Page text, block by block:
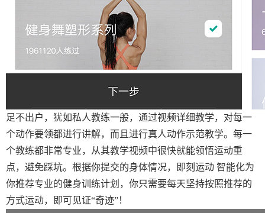
足不出户，犹如私人教练一般，通过视频详细教学，对每一
个动作要领都进行讲解，而且进行真人动作示范教学。每一
个教练都非常专业，从其教学视频中很快就能领悟运动重
点，避免踩坑。根据你提交的身体情况，即刻运动 智能化为
你推荐专业的健身训练计划，你只需要每天坚持按照推荐的
方式运动，即可见证“奇迹”！